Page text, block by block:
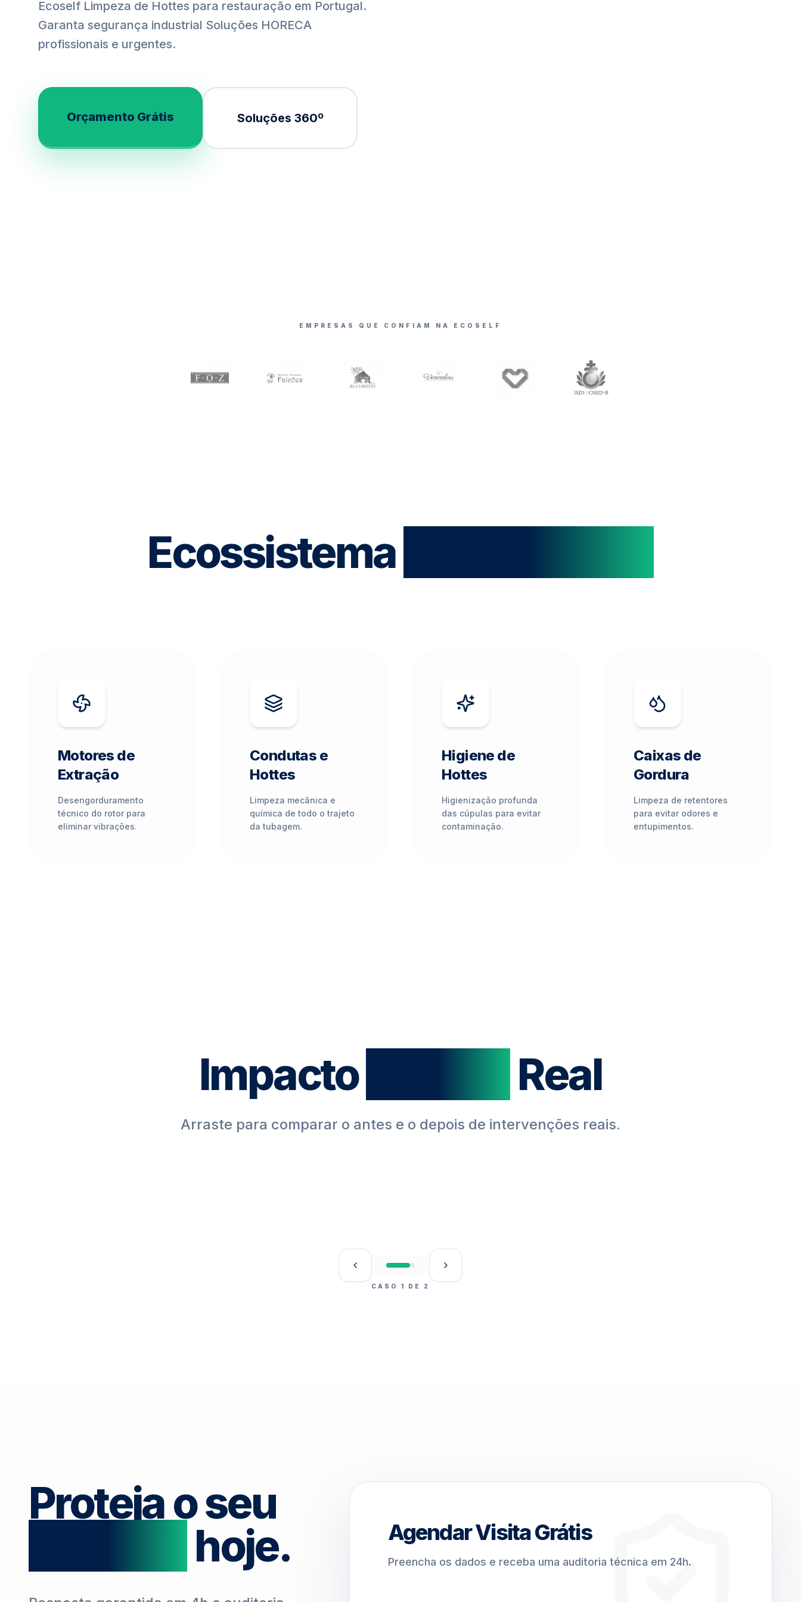
Ecoself Limpeza de Hottes para restauração em Portugal.
Garanta segurança industrial Soluções HORECA
profissionais e urgentes.
Orçamento Grátis Soluções 360º
EMPRESAS QUE CONFIAM NA ECOSELF
Ecossistema
Motores de
Extração
Desengorduramento
técnico do rotor para
eliminar vibrações.
Condutas e
Hottes
Limpeza mecânica e
química de todo o trajeto
da tubagem.
Higiene de
Hottes
Higienização profunda
das cúpulas para evitar
contaminação.
Caixas de
Gordura
Limpeza de retentores
para evitar odores e
entupimentos.
Impacto Real
Arraste para comparar o antes e o depois de intervenções reais.
CASO 1 DE 2
Proteja o seu
hoje. Agendar Visita Grátis
Preencha os dados e receba uma auditoria técnica em 24h.